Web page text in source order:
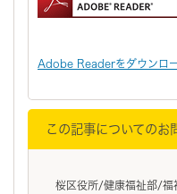
Adobe Readerをダウンロー
この記事についてのお
桜区役所/健康福祉部/